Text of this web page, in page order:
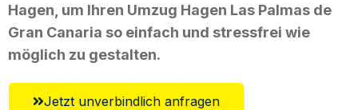
Hagen, um Ihren Umzug Hagen Las Palmas de
Gran Canaria so einfach und stressfrei wie
möglich zu gestalten.
Jetzt unverbindlich anfragen